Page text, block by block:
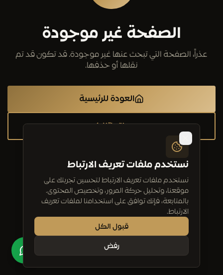
الصفحة غير موجودة
عذراً، الصفحة التي تبحث عنها غير موجودة. قد تكون قد تم
نقلها أو حذفها.
العودة للرئيسية
منتجاتنا
نستخدم ملفات تعريف الارتباط
نستخدم ملفات تعريف الارتباط لتحسين تجربتك على
موقعنا، وتحليل حركة المرور، وتخصيص المحتوى.
بالمتابعة، فإنك توافق على استخدامنا لملفات تعريف
الارتباط.
قبول الكل
رفض